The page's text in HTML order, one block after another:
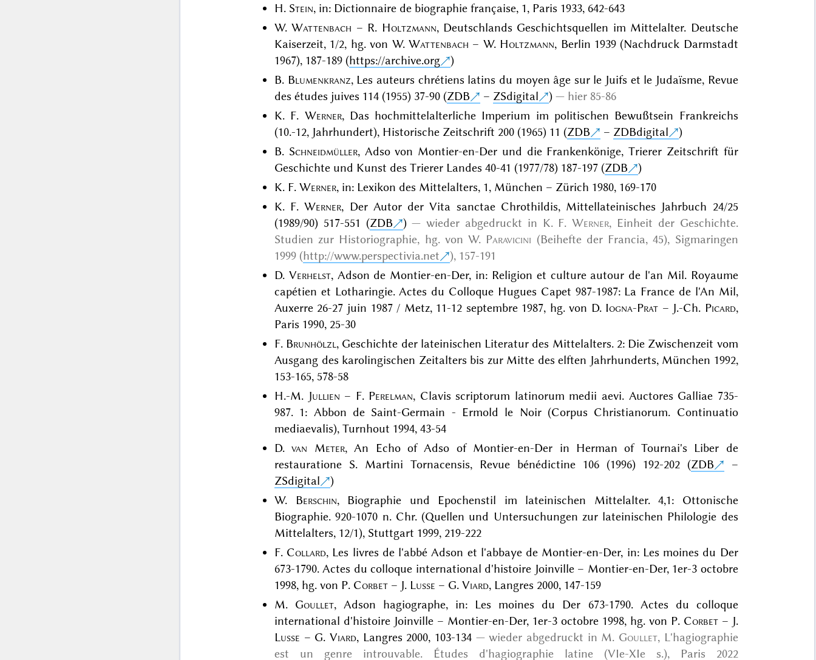
H. Stein, in: Dictionnaire de biographie française, 1, Paris 1933, 642-643
W.Wattenbach – R. Holtzmann, Deutschlands Geschichtsquellen im Mittelalter. Deutsche
Kaiserzeit, 1/2, hg. von W. Wattenbach – W. Holtzmann, Berlin 1939 (Nachdruck Darmstadt
1967), 187-189 (https://archive.org
)
B. Blumenkranz, Les auteurs chrétiens latins du moyen âge sur le Juifs et le Judaïsme, Revue
des études juives 114 (1955) 37-90 (ZDB – ZSdigital )
hier 85-86
K. F. Werner, Das hochmittelalterliche Imperium im politischen Bewußtsein Frankreichs
(10.-12, Jahrhundert), Historische Zeitschrift 200 (1965) 11 (ZDB – ZDBdigital
)
B. Schneidmüller, Adso von Montier-en-Der und die Frankenkönige, Trierer Zeitschrift für
Geschichte und Kunst des Trierer Landes 40-41 (1977/78) 187-197 (ZDB
)
K. F. Werner, in: Lexikon des Mittelalters, 1, München – Zürich 1980, 169-170
K. F.Werner, Der Autor der Vita sanctae Chrothildis, Mittellateinisches Jahrbuch 24/25
(1989/90) 517-551 (ZDB ) wieder abgedruckt in K. F.Werner, Einheit der Geschichte.
Studien zur Historiographie, hg. von W. Paravicini (Beihefte der Francia, 45), Sigmaringen
1999 (http://www.perspectivia.net ), 157-191
D. Verhelst, Adson de Montier-en-Der, in: Religion et culture autour de l'an Mil. Royaume
capétien et Lotharingie. Actes du Colloque Hugues Capet 987-1987: La France de l'An Mil,
Auxerre 26-27 juin 1987 / Metz, 11-12 septembre 1987, hg. von D. Iogna-Prat – J.-Ch. Picard,
Paris 1990, 25-30
F. Brunhölzl , Geschichte der lateinischen Literatur des Mittelalters. 2: Die Zwischenzeit vom
Ausgang des karolingischen Zeitalters bis zur Mitte des elften Jahrhunderts, München 1992,
153-165, 578-58
H.-M. Jullien – F. Perelman, Clavis scriptorum latinorum medii aevi. Auctores Galliae 735-
987. 1: Abbon de Saint-Germain - Ermold le Noir (Corpus Christianorum. Continuatio
mediaevalis), Turnhout 1994, 43-54
D.van Meter, An Echo of Adso of Montier-en-Der in Herman of Tournai's Liber de
restauratione S. Martini Tornacensis, Revue bénédictine 106 (1996) 192-202 (ZDB
–
ZSdigital
)
W.
Berschin, Biographie und Epochenstil im lateinischen Mittelalter. 4,1: Ottonische
Biographie. 920-1070 n. Chr. (Quellen und Untersuchungen zur lateinischen Philologie des
Mittelalters, 12/1), Stuttgart 1999, 219-222
F. Collard, Les livres de l'abbé Adson et l'abbaye de Montier-en-Der, in: Les moines du Der
673-1790. Actes du colloque international d'histoire Joinville – Montier-en-Der, 1er-3 octobre
1998, hg. von P. Corbet– J. Lusse – G. Viard, Langres 2000, 147-159
M. Goullet, Adson hagiographe, in: Les moines du Der 673-1790. Actes du colloque
international d'histoire Joinville – Montier-en-Der, 1er-3 octobre 1998, hg. von P. Corbet– J.
Lusse – G. Viard, Langres 2000, 103-134 wieder abgedruckt in M. Goullet, L'hagiographie
est un genre introuvable. Études d'hagiographie latine (VIe-XIe s.), Paris 2022